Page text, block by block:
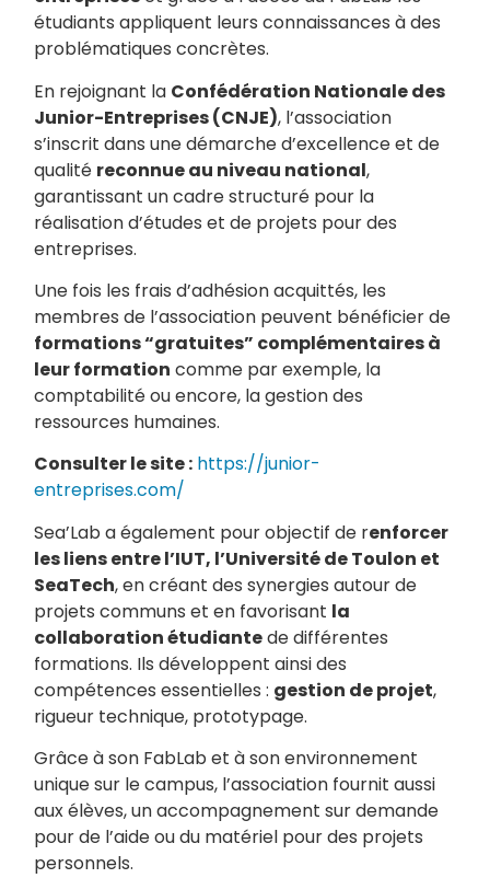
étudiants appliquent leurs connaissances à des
problématiques concrètes.
En rejoignant la Confédération Nationale des
Junior-Entreprises (CNJE), l’association
s’inscrit dans une démarche d’excellence et de
qualité reconnue au niveau national,
garantissant un cadre structuré pour la
réalisation d’études et de projets pour des
entreprises.
Une fois les frais d’adhésion acquittés, les
membres de l’association peuvent bénéficier de
formations “gratuites” complémentaires à
leur formation comme par exemple, la
comptabilité ou encore, la gestion des
ressources humaines.
Consulter le site : https://junior-
entreprises.com/
Sea’Lab a également pour objectif de renforcer
les liens entre l’IUT, l’Université de Toulon et
SeaTech, en créant des synergies autour de
projets communs et en favorisant la
collaboration étudiantede différentes
formations. Ils développent ainsi des
compétences essentielles : gestion de projet,
rigueur technique, prototypage.
Grâce à son FabLab et à son environnement
unique sur le campus, l’association fournit aussi
aux élèves, un accompagnement sur demande
pour de l’aide ou du matériel pour des projets
personnels.